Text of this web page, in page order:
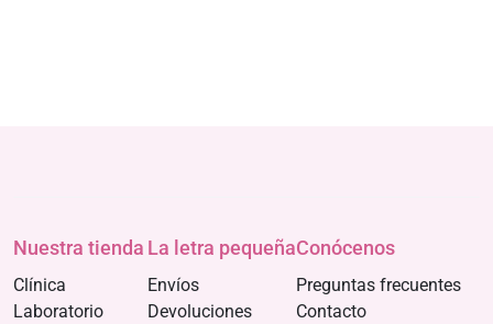
Nuestra tienda
Clínica
Laboratorio
La letra pequeña
Envíos
Devoluciones
Conócenos
Preguntas frecuentes
Contacto